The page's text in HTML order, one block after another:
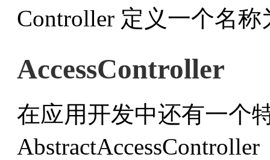
Controller 定义一个名
AccessController
在应用开发中还有一个